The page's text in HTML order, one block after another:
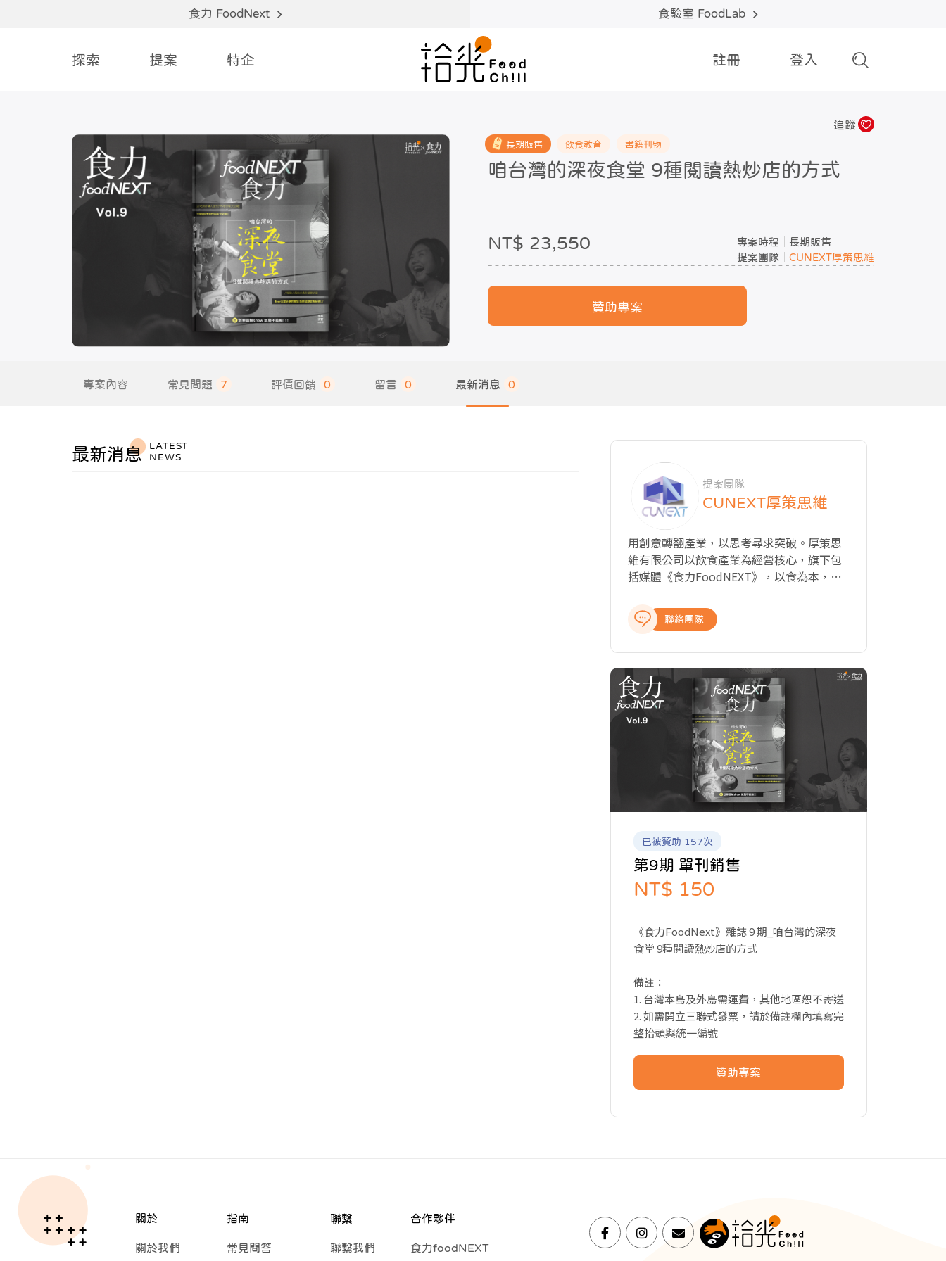
食力 FoodNext 食驗室 FoodLab
探索 提案 特企 註冊 登入
追蹤
長期販售 飲食教育 書籍刊物
咱台灣的深夜食堂 9種閱讀熱炒店的方式
NT$ 23,550 專案時程
長期販售
提案團隊
CUNEXT厚策思維
贊助專案
專案內容 常見問題 7 評價回饋 0 留言 0 最新消息 0
最新消息 LATEST
NEWS
提案團隊
CUNEXT厚策思維
用創意轉翻產業，以思考尋求突破。厚策思
維有限公司以飲食產業為經營核心，旗下包
括媒體《食力FoodNEXT》，以食為本，探
的種種牽動力，從國內外最新產業動態、飲
食美學與文化、科學客觀的知識剖析、深入
觀點。
聯絡團隊
已被贊助 157次
第9期 單刊銷售
NT$ 150
《食力FoodNext》雜誌 9 期_咱台灣的深夜
食堂 9種閱讀熱炒店的方式
備註：
1. 台灣本島及外島需運費，其他地區恕不寄送
2. 如需開立三聯式發票，請於備註欄內填寫完
整抬頭與統一編號
贊助專案
關於
關於我們
指南
常見問答
聯繫
聯繫我們
合作夥伴
食力foodNEXT